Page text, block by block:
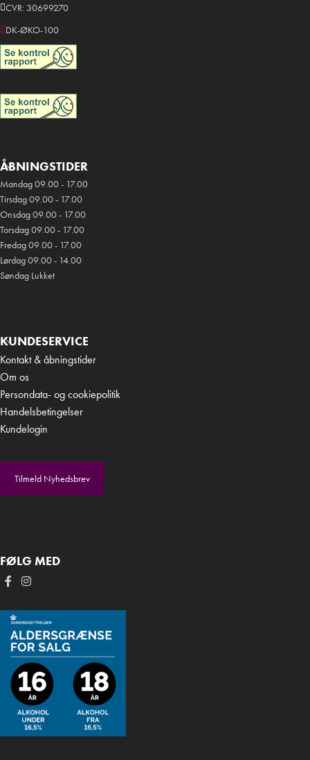
CVR: 30699270
DK-ØKO-100
ÅBNINGSTIDER
Mandag 09.00 - 17.00
Tirsdag 09.00 - 17.00
Onsdag 09.00 - 17.00
Torsdag 09.00 - 17.00
Fredag 09.00 - 17.00
Lørdag 09.00 - 14.00
Søndag Lukket
KUNDESERVICE
Kontakt & åbningstider
Om os
Persondata- og cookiepolitik
Handelsbetingelser
Kundelogin
Tilmeld Nyhedsbrev
FØLG MED